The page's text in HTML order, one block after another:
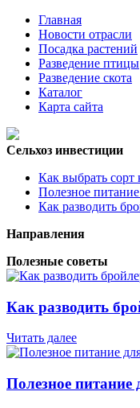
Главная
Новости отрасли
Посадка растений
Разведение птицы
Разведение скота
Каталог
Карта сайта
Сельхоз инвестиции
Как выбрать сорт
Полезное
Как разводить
Направления
Полезные советы
Как разводить
Читать далее
Полезное питание